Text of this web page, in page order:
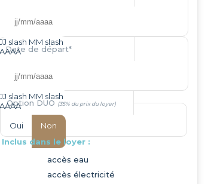
JJ slash MM slash
AAAA
Date de départ*
JJ slash MM slash
AAAA
Option DUO
Oui
Non
Inclus dans le loyer :
accès eau
accès électricité